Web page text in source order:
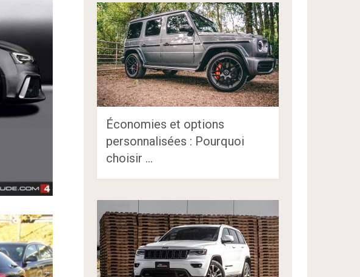
Économies et options
personnalisées : Pourquoi
choisir …